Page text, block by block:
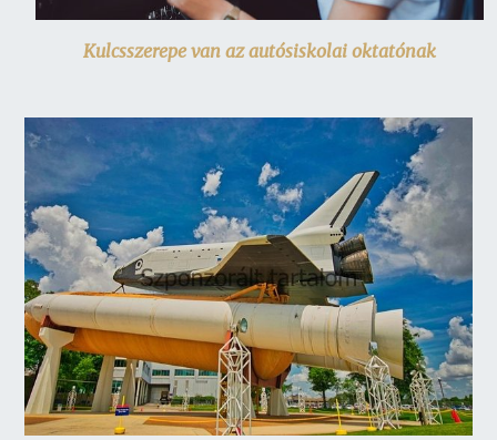
Kulcsszerepe van az autósiskolai oktatónak